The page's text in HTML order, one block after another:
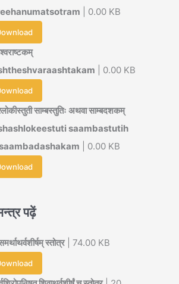
| 0.00 KB
| 0.00 KB
साम्बस्तुतिः अथवा साम्बदशकम्
saambastutih
| 0.00 KB
पढ़ें
स्तोत्र| 74.00 KB